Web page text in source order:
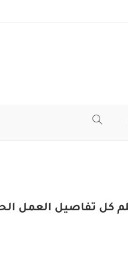
كل تفاصيل العمل